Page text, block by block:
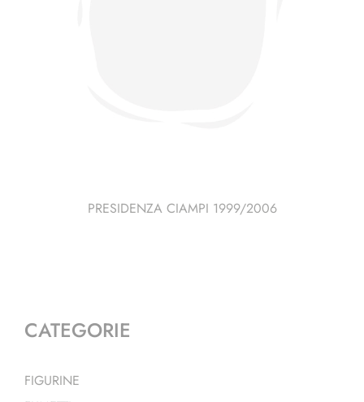
PRESIDENZA CIAMPI 1999/2006
CATEGORIE
FIGURINE